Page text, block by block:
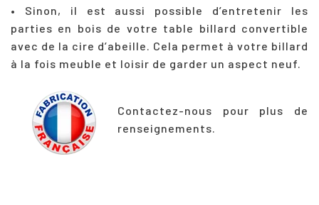
• Sinon, il est aussi possible d’entretenir les
parties en bois de votre table billard convertible
avec de la cire d’abeille. Cela permet à votre billard
à la fois meuble et loisir de garder un aspect neuf.
Contactez-nous pour plus de
renseignements.